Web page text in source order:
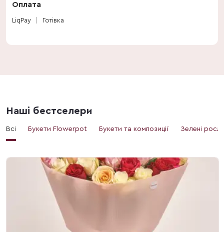
Оплата
LiqPay Готівка
Наші бестселери
Всі Букети Flowerpot Букети та композиції Зелені